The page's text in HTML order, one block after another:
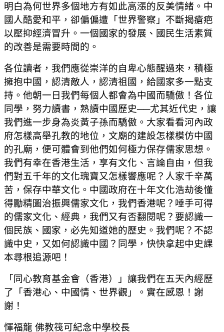
明白為何世界多個地方有如此高漲的反美情緒。中
國人酷愛和平，卻偏偏遭「世界警察」不斷揭瘡疤
以壓抑經濟冒升。一個國家的發展、國民生活素質
的改善是需要時間的。
各位讀者，我們應從崇洋的自卑心態醒過來，積極
擁抱中國，認清敵人，認清祖國，給國家多一點支
持。他朝一日我們每個人都會為中國而驕傲！各位
同學，努力讀書，熟讀中國歷史──尤其近代史，讓
我們進一步身為炎黃子孫而驕傲。大家看看河內政
府怎樣高舉孔教的地位，文廟的建設怎樣模仿中國
的孔廟，便可體會到他們如何極力保存儒家思想。
我們有幸在香港生活，享有文化、言論自由，但我
們對五千年的文化瑰寶又怎樣響應呢？人家千辛萬
苦，保存中華文化。中國政府在十年文化浩劫後懂
得勵精圖治振興儒家文化，我們香港呢？唾手可得
的儒家文化、經典，我們又有否翻閱呢？要認識一
個民族、國家，必先知道她的歷史。我們呢？不認
識中史，又如何認識中國？同學，快快拿起中史課
本尋根追源吧！
「同心教育基金會（香港）」讓我們在五天內經歷
了「香港心、中國情、世界觀」。實在感恩！謝
謝！
惲福龍 佛教筏可紀念中學校長